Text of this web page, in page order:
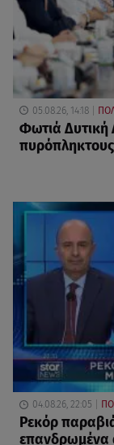
05.08.26, 14:18
Φωτιά Δυτική
πυρόπληκτους
04.08.26, 22:05
Ρεκόρ